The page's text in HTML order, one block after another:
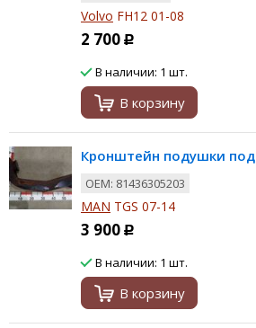
Volvo FH12 01-08
2 700 Р
В наличии: 1 шт.
В корзину
Кронштейн подушки
ОЕМ: 81436305203
MAN TGS 07-14
3 900 Р
В наличии: 1 шт.
В корзину